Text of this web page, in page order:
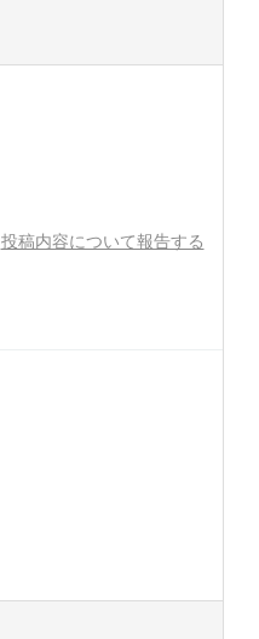
投稿内容について報告する